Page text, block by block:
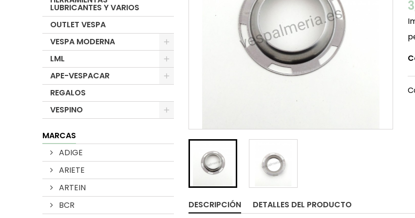
LUBRICANTES Y VARIOS
OUTLET VESPA
VESPA MODERNA
LML
APE-VESPACAR
REGALOS
VESPINO
MARCAS
ADIGE
ARIETE
ARTEIN
BCR
DESCRIPCIÓN DETALLES DEL PRODUCTO